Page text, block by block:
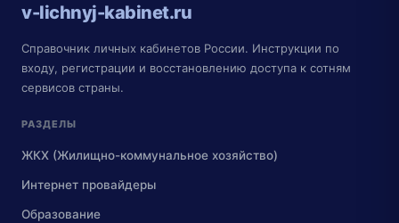
v-lichnyj-kabinet.ru
Справочник личных кабинетов России. Инструкции по
входу, регистрации и восстановлению доступа к сотням
сервисов страны.
РАЗДЕЛЫ
ЖКХ (Жилищно-коммунальное хозяйство)
Интернет провайдеры
Образование